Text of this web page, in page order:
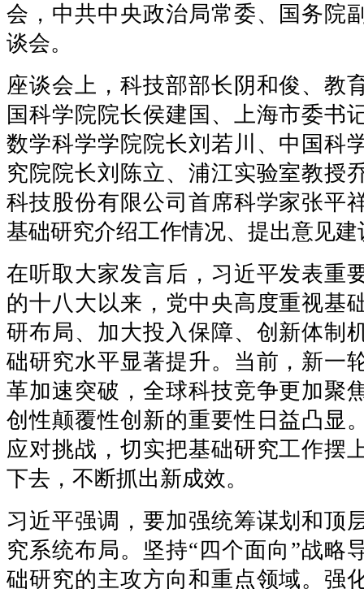
会，中共中央政治局常委、国务院
谈会。
座谈会上，科技部部长阴和俊、教
国科学院院长侯建国、上海市委书
数学科学学院院长刘若川、中国科
究院院长刘陈立、浦江实验室教授
科技股份有限公司首席科学家张平
基础研究介绍工作情况、提出意见建
在听取大家发言后，习近平发表重
的十八大以来，党中央高度重视基
研布局、加大投入保障、创新体制
础研究水平显著提升。当前，新一
革加速突破，全球科技竞争更加聚
创性颠覆性创新的重要性日益凸显
应对挑战，切实把基础研究工作摆
下去，不断抓出新成效。
习近平强调，要加强统筹谋划和顶
究系统布局。坚持“四个面向”战略
础研究的主攻方向和重点领域。强